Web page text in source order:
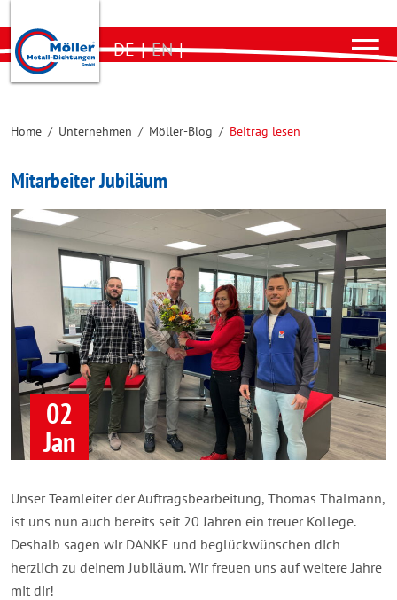
DE | EN |
Home / Unternehmen / Möller-Blog / Beitrag lesen
Mitarbeiter Jubiläum
02
Jan
Unser Teamleiter der Auftragsbearbeitung, Thomas Thalmann,
ist uns nun auch bereits seit 20 Jahren ein treuer Kollege.
Deshalb sagen wir DANKE und beglückwünschen dich
herzlich zu deinem Jubiläum. Wir freuen uns auf weitere Jahre
mit dir!